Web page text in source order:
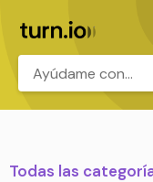
Todas las
.